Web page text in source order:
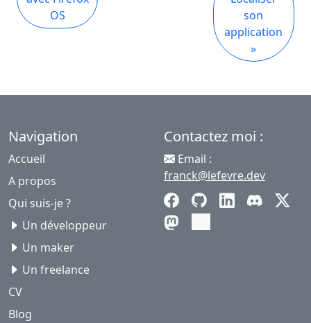
OS
son
application
»
Navigation
Accueil
A propos
Qui suis-je ?
Un développeur
Un maker
Un freelance
CV
Blog
Contactez moi :
Email :
franck@lefevre.dev